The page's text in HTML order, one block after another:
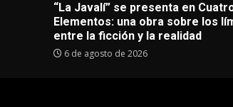
“La Javalí” se presenta en
Elementos: una obra sobre los
entre la ficción y la realidad
6 de agosto de 2026